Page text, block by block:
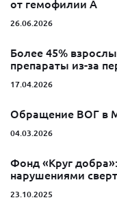
от гемофилии A
26.06.2026
Более 45%
препараты из-за
17.04.2026
Обращение ВОГ в
04.03.2026
Фонд «Круг
нарушениями
23.10.2025